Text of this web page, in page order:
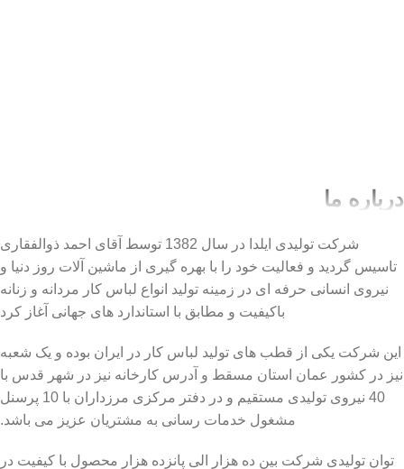
درباره ما
شرکت تولیدی ایلدا در سال 1382 توسط آقای احمد ذوالفقاری
تاسیس گردید و فعالیت خود را با بهره گیری از ماشین آلات روز دنیا و
نیروی انسانی حرفه ای در زمینه تولید انواع لباس کار مردانه و زنانه
باکیفیت و مطابق با استاندارد های جهانی آغاز کرد
این شرکت یکی از قطب های تولید لباس کار در ایران بوده و یک شعبه
نیز در کشور عمان استان مسقط و آدرس کارخانه نیز در شهر قدس با
40 نیروی تولیدی مستقیم و در دفتر مرکزی مرزداران با 10 پرسنل
مشغول خدمات رسانی به مشتریان عزیز می باشد.
توان تولیدی شرکت بین ده هزار الی پانزده هزار محصول با کیفیت در